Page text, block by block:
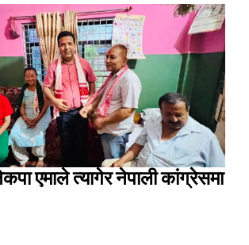
एमाले त्यागेर नेपाली कांग्रेसमा